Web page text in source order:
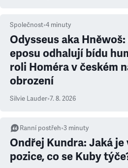
Společnost•4 minuty
Odysseus aka
eposu odhalují bídu
roli Homéra v českém
obrození
Silvie Lauder•7. 8. 2026
Ranní postřeh•3 minuty
Ondřej Kundra: Jaká
pozice, co se Kuby